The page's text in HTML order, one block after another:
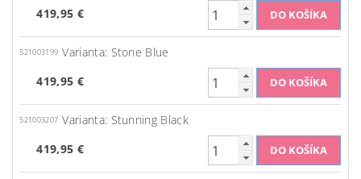
419,95 €
521003199 Varianta: Stone Blue
419,95 €
521003207 Varianta: Stunning Black
419,95 €